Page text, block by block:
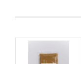
いつもは豚肉の味
噌だけで充分。味